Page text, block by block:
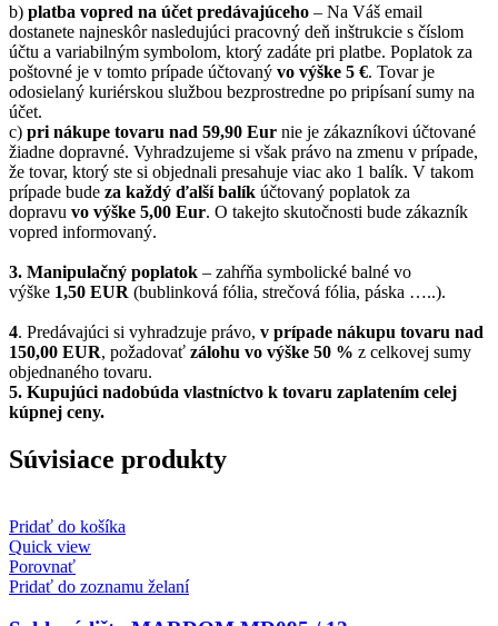
b) platba vopred na účet predávajúceho – Na Váš email
dostanete najneskôr nasledujúci pracovný deň inštrukcie s číslom
účtu a variabilným symbolom, ktorý zadáte pri platbe. Poplatok za
poštovné je v tomto prípade účtovaný vo výške 5 €. Tovar je
odosielaný kuriérskou službou bezprostredne po pripísaní sumy na
účet.
c) pri nákupe tovaru nad 59,90 Eur nie je zákazníkovi účtované
žiadne dopravné. Vyhradzujeme si však právo na zmenu v prípade,
že tovar, ktorý ste si objednali presahuje viac ako 1 balík. V takom
prípade bude za každý ďalší balík účtovaný poplatok za
dopravu vo výške 5,00 Eur. O takejto skutočnosti bude zákazník
vopred informovaný.
3. Manipulačný poplatok – zahŕňa symbolické balné vo
výške 1,50 EUR (bublinková fólia, strečová fólia, páska …..).
4. Predávajúci si vyhradzuje právo, v prípade nákupu tovaru nad
150,00 EUR, požadovať zálohu vo výške 50 % z celkovej sumy
objednaného tovaru.
5. Kupujúci nadobúda vlastníctvo k tovaru zaplatením celej
kúpnej ceny.
Súvisiace produkty
Pridať do košíka
Quick view
Porovnať
Pridať do zoznamu želaní